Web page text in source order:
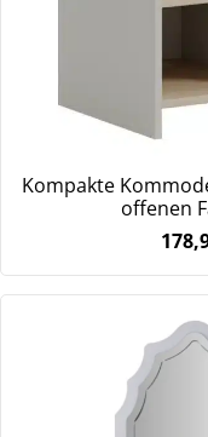
Kompakte
offenen